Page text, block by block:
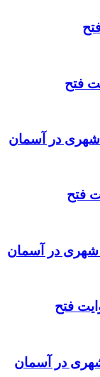
فتح
در آسمان
فتح
در آسمان
فتح
در آسمان